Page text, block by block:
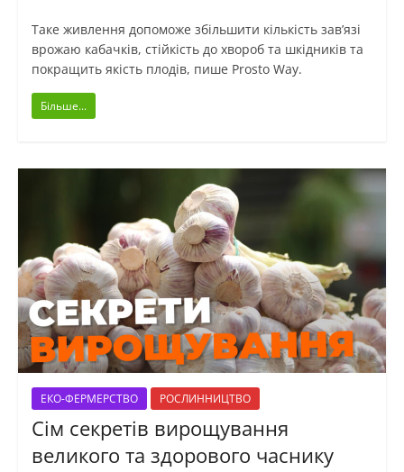
Таке живлення допоможе збільшити кількість зав’язі
врожаю кабачків, стійкість до хвороб та шкідників та
покращить якість плодів, пише Prosto Way.
Більше...
ЕКО-ФЕРМЕРСТВО РОСЛИННИЦТВО
Сім секретів вирощування
великого та здорового часнику